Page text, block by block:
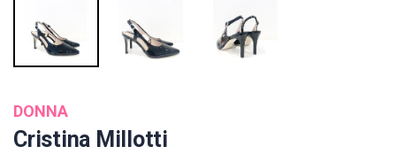
DONNA
Cristina Millotti